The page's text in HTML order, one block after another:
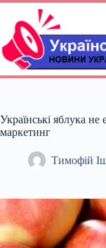
Перейти
вмісту
Українські яблука не
маркетинг
Тимофій